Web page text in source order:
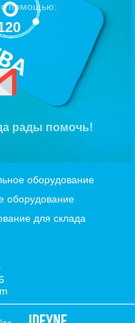
с помощью:
рады помочь!
оборудование
оборудование
для склада